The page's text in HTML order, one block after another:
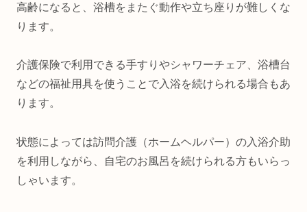
高齢になると、浴槽をまたぐ動作や立ち座りが難しくな
ります。
介護保険で利用できる手すりやシャワーチェア、浴槽台
などの福祉用具を使うことで入浴を続けられる場合もあ
ります。
状態によっては訪問介護（ホームヘルパー）の入浴介助
を利用しながら、自宅のお風呂を続けられる方もいらっ
しゃいます。